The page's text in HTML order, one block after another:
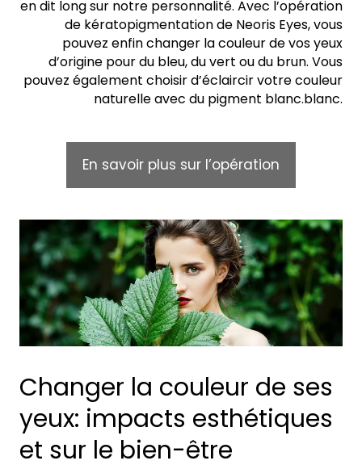
en dit long sur notre personnalité. Avec l’opération
de kératopigmentation de Neoris Eyes, vous
pouvez enfin changer la couleur de vos yeux
d’origine pour du bleu, du vert ou du brun. Vous
pouvez également choisir d’éclaircir votre couleur
naturelle avec du pigment blanc.blanc.
En savoir plus sur l’opération
Changer la couleur de ses
yeux: impacts esthétiques
et sur le bien-être